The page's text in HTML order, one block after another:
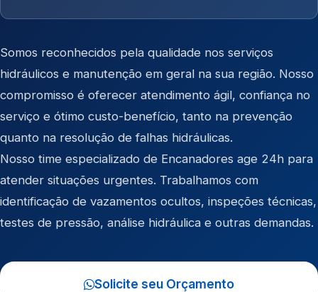
Somos reconhecidos pela qualidade nos serviços
hidráulicos e manutenção em geral na sua região. Nosso
compromisso é oferecer atendimento ágil, confiança no
serviço e ótimo custo-benefício, tanto na prevenção
quanto na resolução de falhas hidráulicas.
Nosso time especializado de Encanadores age 24h para
atender situações urgentes. Trabalhamos com
identificação de vazamentos ocultos, inspeções técnicas,
testes de pressão, análise hidráulica e outras demandas.
Solicite seu Orçamento